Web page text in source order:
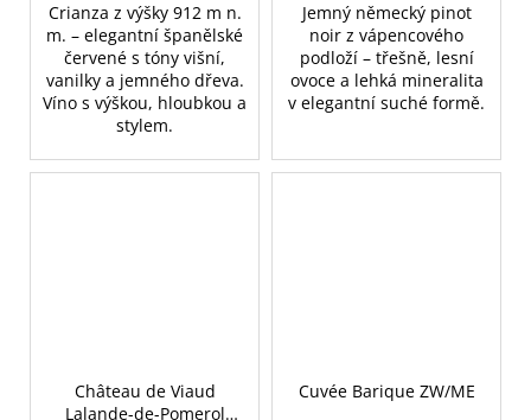
Crianza z výšky 912 m n.
m. – elegantní španělské
červené s tóny višní,
vanilky a jemného dřeva.
Víno s výškou, hloubkou a
stylem.
Jemný německý pinot
noir z vápencového
podloží – třešně, lesní
ovoce a lehká mineralita
v elegantní suché formě.
Château de Viaud
Lalande-de-Pomerol
Cuvée Barique ZW/ME